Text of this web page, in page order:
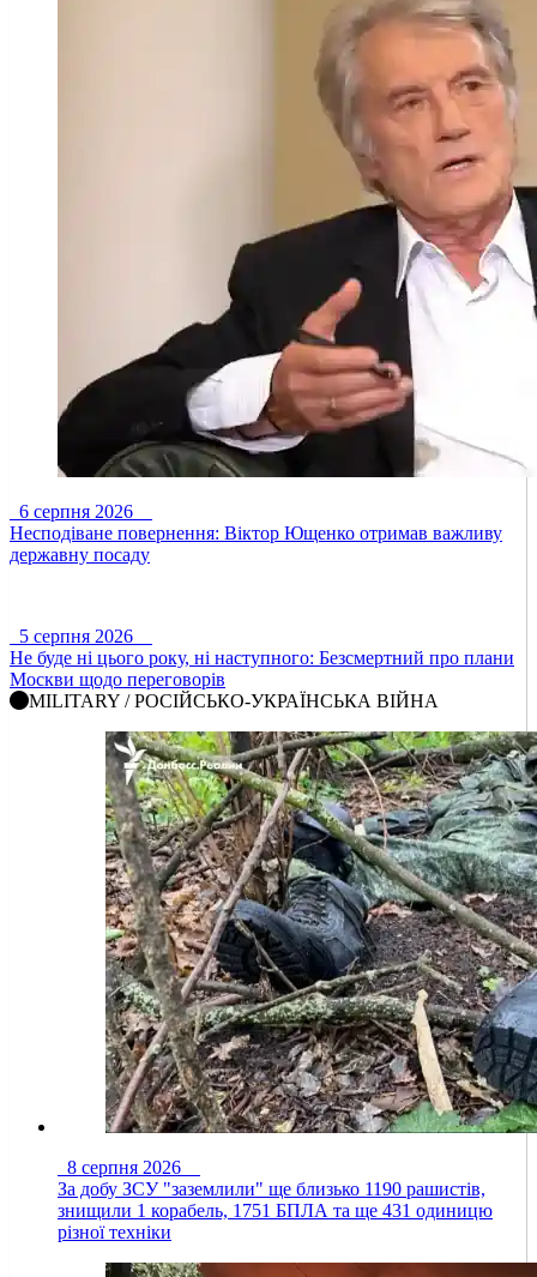
6 серпня 2026
Несподіване повернення: Віктор Ющенко отримав важливу
державну посаду
5 серпня 2026
Не буде ні цього року, ні наступного: Безсмертний про плани
Москви щодо переговорів
MILITARY / РОСІЙСЬКО-УКРАЇНСЬКА ВІЙНА
8 серпня 2026
За добу ЗСУ "заземлили" ще близько 1190 рашистів,
знищили 1 корабель, 1751 БПЛА та ще 431 одиницю
різної техніки